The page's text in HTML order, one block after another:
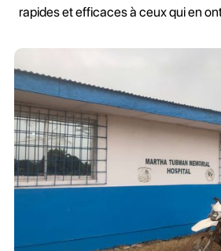
rapides et efficaces à ceux qui en